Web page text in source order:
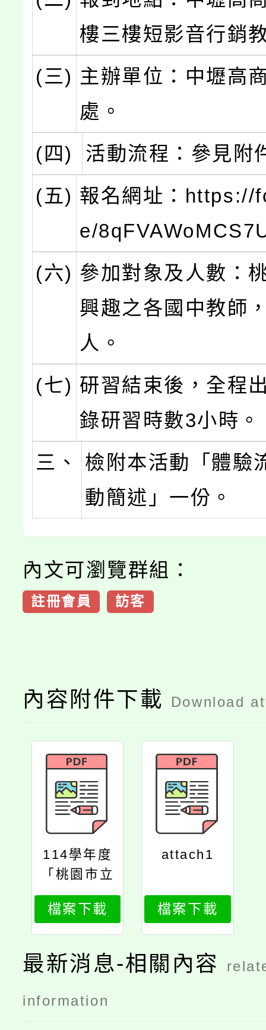
樓三樓短影音行銷
(三) 主辦單位：中壢高
處。
(四)
活動流程：參見附
(五) 報名網址：https://
e/
(六) 參加對象及人數：
興趣之各國中教師
人。
(七) 研習結束後，全程
錄研習時數3小時。
三、
檢附本活動「體驗
動簡述」一份。
內文可瀏覽群組：
註冊會員 訪客
內容附件下載 Download
114學年度
「桃園市立
金融智慧與
商務科技教
育中心體
驗」
檔案下載
attach1
檔案下載
最新消息-相關內容
information